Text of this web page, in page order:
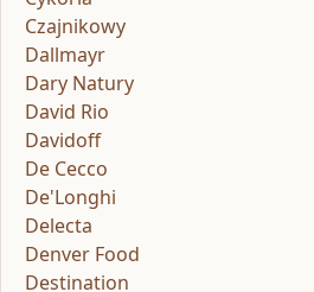
Czajnikowy
Dallmayr
Dary Natury
David Rio
Davidoff
De Cecco
De'Longhi
Delecta
Denver Food
Destination